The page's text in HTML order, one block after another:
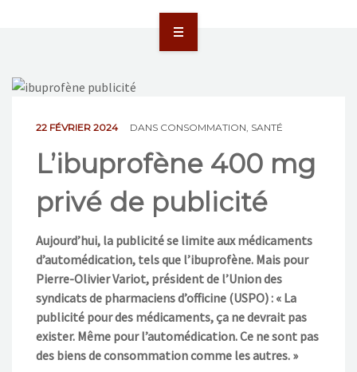
ACTUALITÉS
JURIDIQUE
LA CCA-GE
NOS ACTIONS
CONTACT
22 FÉVRIER 2024 DANS CONSOMMATION, SANTÉ
L’ibuprofène 400 mg
privé de publicité
Aujourd’hui, la publicité se limite aux médicaments
d’automédication, tels que l’ibuprofène. Mais pour
Pierre-Olivier Variot, président de l’Union des
syndicats de pharmaciens d’officine (USPO) : « La
publicité pour des médicaments, ça ne devrait pas
exister. Même pour l’automédication. Ce ne sont pas
des biens de consommation comme les autres. »